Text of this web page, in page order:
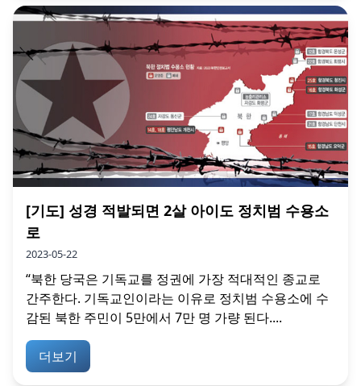
[기도] 성경 적발되면 2살 아이도 정치범 수용소
로
2023-05-22
“북한 당국은 기독교를 정권에 가장 적대적인 종교로
간주한다. 기독교인이라는 이유로 정치범 수용소에 수
감된 북한 주민이 5만에서 7만 명 가량 된다....
더보기